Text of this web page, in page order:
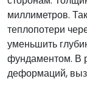
миллиметров.
теплопотери
уменьшить
фундаментом. В
деформаций,